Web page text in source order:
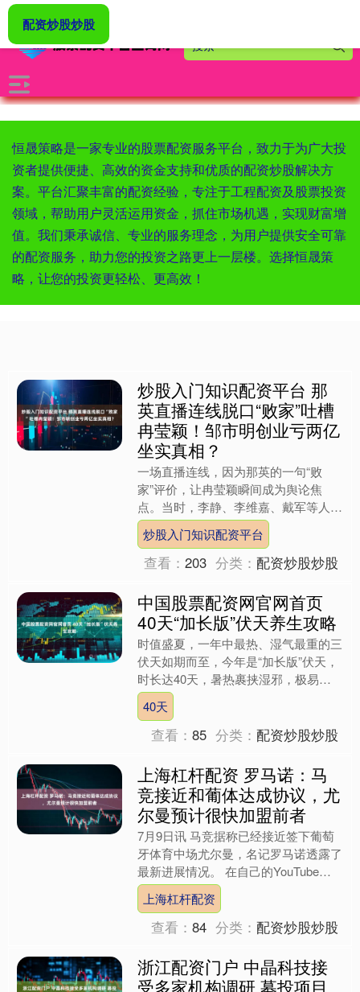
-->
恒晟策略是一家专业的股票配资服务平台，致力于为广大投
资者提供便捷、高效的资金支持和优质的配资炒股解决方
案。平台汇聚丰富的配资经验，专注于工程配资及股票投资
领域，帮助用户灵活运用资金，抓住市场机遇，实现财富增
值。我们秉承诚信、专业的服务理念，为用户提供安全可靠
的配资服务，助力您的投资之路更上一层楼。选择恒晟策
略，让您的投资更轻松、更高效！
配资炒股炒股
炒股入门知识配资平台 那
英直播连线脱口“败家”吐槽
冉莹颖！邹市明创业亏两亿
坐实真相？
一场直播连线，因为那英的一句“败
家”评价，让冉莹颖瞬间成为舆论焦
点。当时，李静、李维嘉、戴军等人正
在直播间与那英连线，原本气氛轻松融
洽，大家聊着综艺节目《姐姐当....
炒股入门知识配资平台
查看：203 分类：配资炒股炒股
中国股票配资网官网首页
40天“加长版”伏天养生攻略
时值盛夏，一年中最热、湿气最重的三
伏天如期而至，今年是“加长版”伏天，
时长达40天，暑热裹挟湿邪，极易诱
发多种健康问题。盛夏季节，不少市民
特别是年轻人靠冷饮、空....
40天
查看：85 分类：配资炒股炒股
上海杠杆配资 罗马诺：马
竞接近和葡体达成协议，尤
尔曼预计很快加盟前者
7月9日讯 马竞据称已经接近签下葡萄
牙体育中场尤尔曼，名记罗马诺透露了
最新进展情况。 在自己的YouTube播
客中，罗马诺表示：“马竞引进尤尔曼
的交易正在全速推....
上海杠杆配资
查看：84 分类：配资炒股炒股
浙江配资门户 中晶科技接
受多家机构调研 募投项目